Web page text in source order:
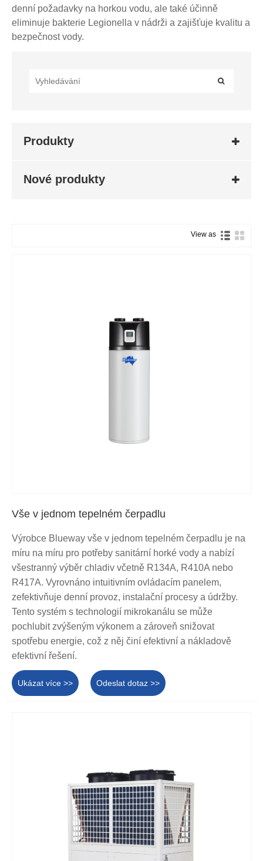
denní požadavky na horkou vodu, ale také účinně
eliminuje bakterie Legionella v nádrži a zajišťuje kvalitu a
bezpečnost vody.
Produkty
Nové produkty
View as
Vše v jednom tepelném čerpadlu
Výrobce Blueway vše v jednom tepelném čerpadlu je na
míru na míru pro potřeby sanitární horké vody a nabízí
všestranný výběr chladiv včetně R134A, R410A nebo
R417A. Vyrovnáno intuitivním ovládacím panelem,
zefektivňuje denní provoz, instalační procesy a údržby.
Tento systém s technologií mikrokanálu se může
pochlubit zvýšeným výkonem a zároveň snižovat
spotřebu energie, což z něj činí efektivní a nákladově
efektivní řešení.
Ukázat více >> Odeslat dotaz >>